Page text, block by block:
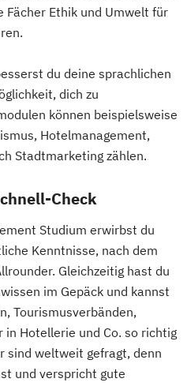
Fächer Ethik und Umwelt für
du deine sprachlichen
dich zu
können beispielsweise
Hotelmanagement,
Stadtmarketing zählen.
Check
Studium erwirbst du
Kenntnisse, nach dem
Gleichzeitig hast du
im Gepäck und kannst
Tourismusverbänden,
Hotellerie und Co. so richtig
sind weltweit gefragt, denn
und verspricht gute